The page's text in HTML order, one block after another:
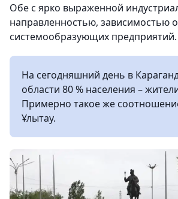
Обе с ярко выраженной
направленностью, зависимостью
системообразующих предприятий.
На сегодняшний день в
области 80 % населения –
Примерно такое же
Ұлытау.